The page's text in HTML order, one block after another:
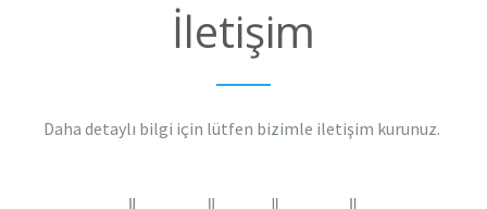
İletişim
Daha detaylı bilgi için lütfen bizimle iletişim kurunuz.